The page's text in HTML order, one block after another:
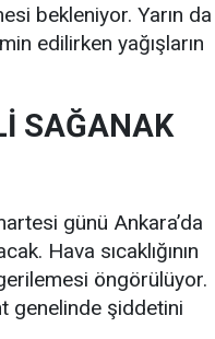
bekleniyor. Yarın da
edilirken yağışların
SAĞANAK
günü Ankara’da
Hava sıcaklığının
öngörülüyor.
genelinde şiddetini